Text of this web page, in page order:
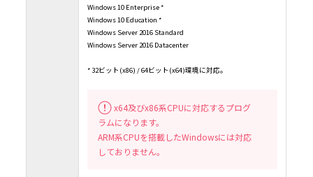
Windows 10 Enterprise *
Windows 10 Education *
Windows Server 2016 Standard
Windows Server 2016 Datacenter
* 32ビット(x86) / 64ビット(x64)環境に対応。
x64及びx86系CPUに対応するプログ
ラムになります。
ARM系CPUを搭載したWindowsには対応
しておりません。